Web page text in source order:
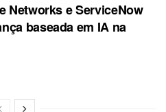
Networks e ServiceNow
baseada em IA na